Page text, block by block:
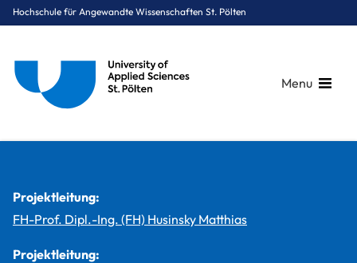
Hochschule für Angewandte Wissenschaften St. Pölten
Menu
Projektleitung:
FH-Prof. Dipl.-Ing. (FH) Husinsky Matthias
Projektleitung: